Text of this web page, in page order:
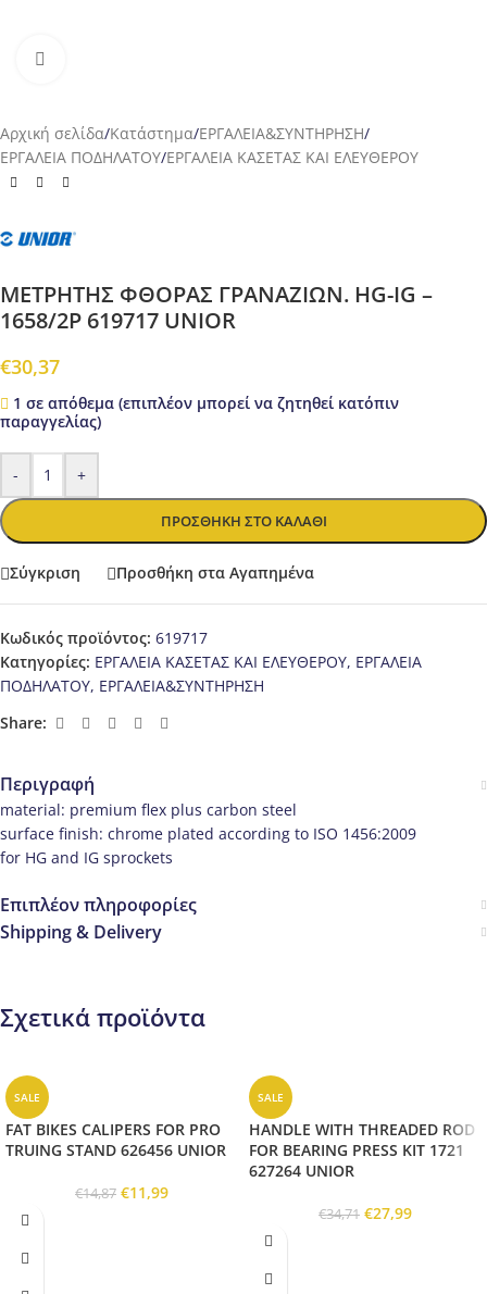
Αρχική σελίδα/Κατάστημα/ΕΡΓΑΛΕΙΑ&ΣΥΝΤΗΡΗΣΗ/
ΕΡΓΑΛΕΙΑ ΠΟΔΗΛΑΤΟΥ/ΕΡΓΑΛΕΙΑ ΚΑΣΕΤΑΣ ΚΑΙ ΕΛΕΥΘΕΡΟΥ
ΜΕΤΡΗΤΗΣ ΦΘΟΡΑΣ ΓΡΑΝΑΖΙΩΝ. HG-IG –
1658/2P 619717 UNIOR
€30,37
1 σε απόθεμα (επιπλέον μπορεί να ζητηθεί κατόπιν
παραγγελίας)
- +
ΠΡΟΣΘΉΚΗ ΣΤΟ ΚΑΛΆΘΙ
Σύγκριση Προσθήκη στα Αγαπημένα
Κωδικός προϊόντος: 619717
Κατηγορίες: ΕΡΓΑΛΕΙΑ ΚΑΣΕΤΑΣ ΚΑΙ ΕΛΕΥΘΕΡΟΥ, ΕΡΓΑΛΕΙΑ
ΠΟΔΗΛΑΤΟΥ, ΕΡΓΑΛΕΙΑ&ΣΥΝΤΗΡΗΣΗ
Share:
Περιγραφή
material: premium flex plus carbon steel
surface finish: chrome plated according to ISO 1456:2009
for HG and IG sprockets
Επιπλέον πληροφορίες
Shipping & Delivery
Σχετικά προϊόντα
SALE
FAT BIKES CALIPERS FOR PRO
TRUING STAND 626456 UNIOR
€14,87 €11,99
SALE
HANDLE WITH THREADED ROD
FOR BEARING PRESS KIT 1721
627264 UNIOR
€34,71 €27,99